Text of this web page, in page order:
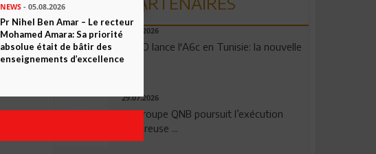
04.08.2026
OPPO lance l'A6c en Tunisie: la nouvelle
...
29.07.2026
Le Groupe QNB poursuit l’exécution
rigoureuse ...
NEWS- 05.08.2026
Pr Nihel Ben Amar – Le recteur
Mohamed Amara: Sa priorité
absolue était de bâtir des
enseignements d’excellence